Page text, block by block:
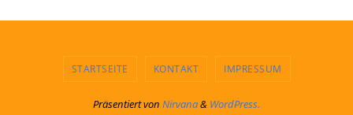
STARTSEITE KONTAKT IMPRESSUM
Präsentiert von Nirvana& WordPress.